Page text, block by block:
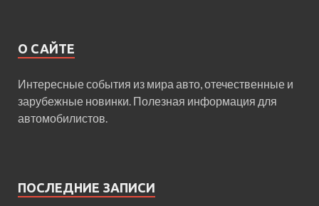
О САЙТЕ
Интересные события из мира авто, отечественные и
зарубежные новинки. Полезная информация для
автомобилистов.
ПОСЛЕДНИЕ ЗАПИСИ